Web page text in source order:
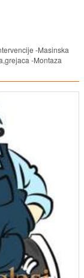
-Masinska
-Montaza